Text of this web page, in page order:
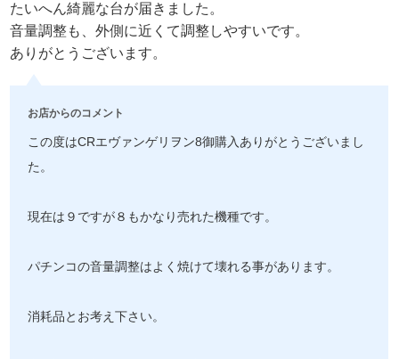
たいへん綺麗な台が届きました。
音量調整も、外側に近くて調整しやすいです。
ありがとうございます。
お店からのコメント
この度はCRエヴァンゲリヲン8御購入ありがとうございまし
た。
現在は９ですが８もかなり売れた機種です。
パチンコの音量調整はよく焼けて壊れる事があります。
消耗品とお考え下さい。